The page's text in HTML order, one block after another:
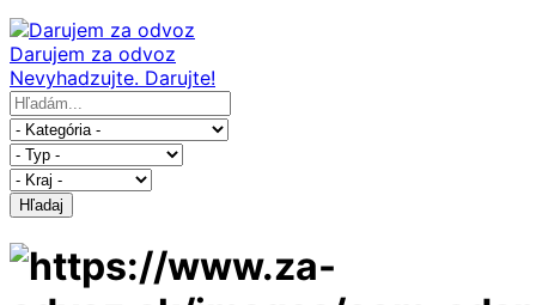
Darujem za odvoz
Nevyhadzujte. Darujte!
Hľadaj